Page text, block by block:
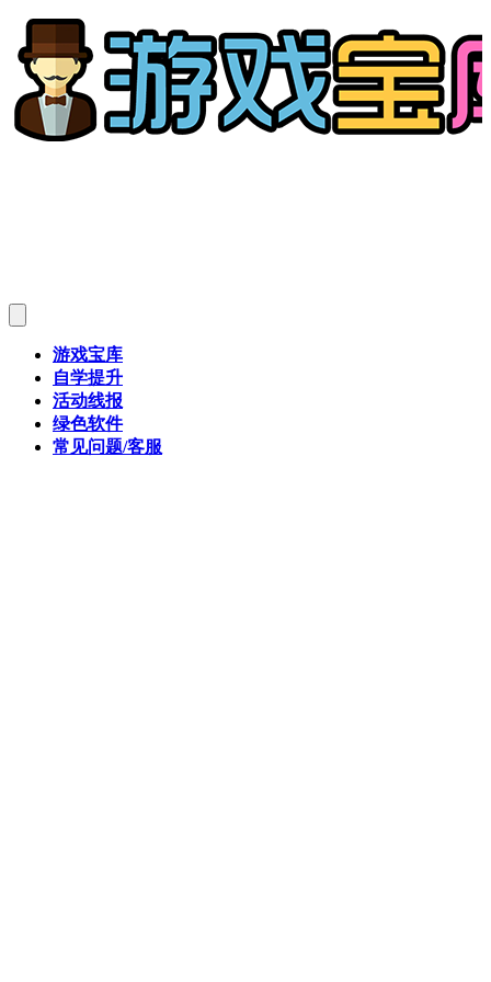
游戏宝库
自学提升
活动线报
绿色软件
常见问题/客服